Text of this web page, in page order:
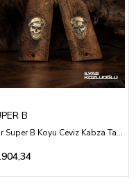
B
Star Super B Koyu Ceviz Kabza Tam Yüzey Desen Üzeri Sarı Pirinç Kafatası Logolu